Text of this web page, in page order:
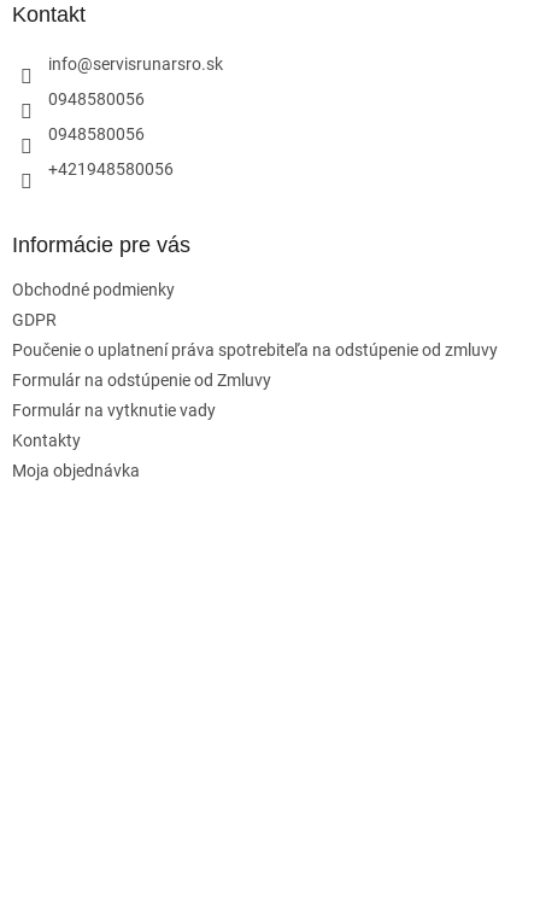
Kontakt
info@servisrunarsro.sk
0948580056
0948580056
+421948580056
Informácie pre vás
Obchodné podmienky
GDPR
Poučenie o uplatnení práva spotrebiteľa na odstúpenie od zmluvy
Formulár na odstúpenie od Zmluvy
Formulár na vytknutie vady
Kontakty
Moja objednávka